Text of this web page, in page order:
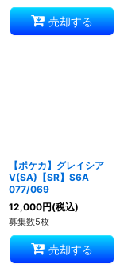
売却する
【ポケカ】グレイシア
V(SA)【SR】S6A
077/069
12,000円(税込)
募集数5枚
売却する